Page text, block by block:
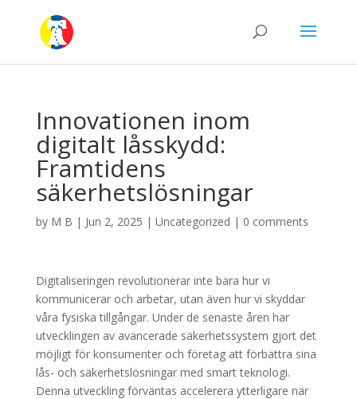
Innovationen inom
digitalt låsskydd:
Framtidens
säkerhetslösningar
by M B | Jun 2, 2025 | Uncategorized | 0 comments
Digitaliseringen revolutionerar inte bara hur vi
kommunicerar och arbetar, utan även hur vi skyddar
våra fysiska tillgångar. Under de senaste åren har
utvecklingen av avancerade säkerhetssystem gjort det
möjligt för konsumenter och företag att förbättra sina
lås- och säkerhetslösningar med smart teknologi.
Denna utveckling förväntas accelerera ytterligare när